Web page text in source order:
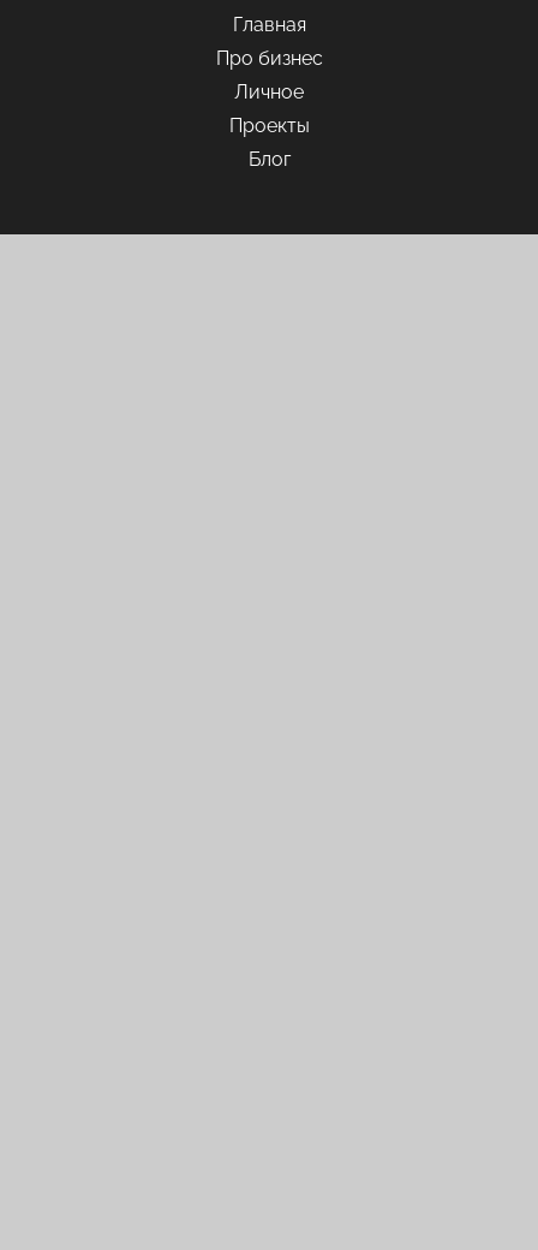
Главная
Про бизнес
Личное
Проекты
Блог